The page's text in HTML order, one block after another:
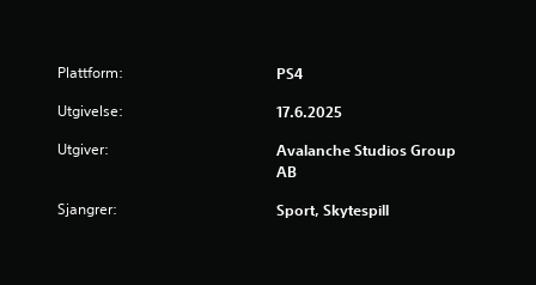
Plattform: PS4
Utgivelse: 17.6.2025
Utgiver:
Avalanche Studios Group
AB
Sjangrer: Sport, Skytespill